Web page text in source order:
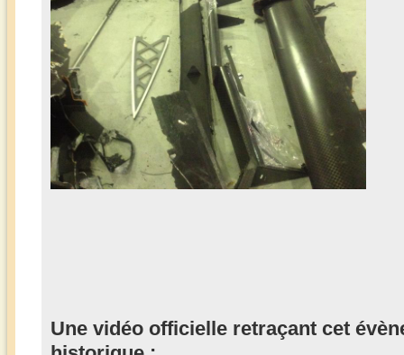
Une vidéo officielle retraçant cet